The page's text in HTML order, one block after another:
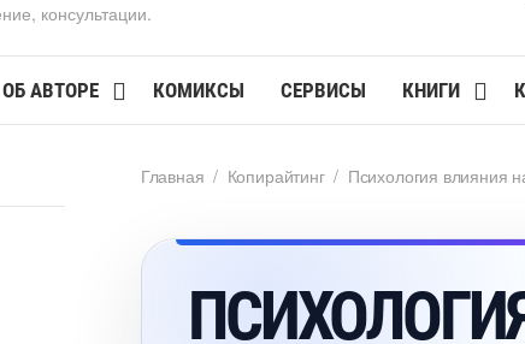
консультации.
ОБ АВТОРЕ КОМИКСЫ СЕРВИСЫ КНИГИ
Главная / Копирайтин/ Психология влияния